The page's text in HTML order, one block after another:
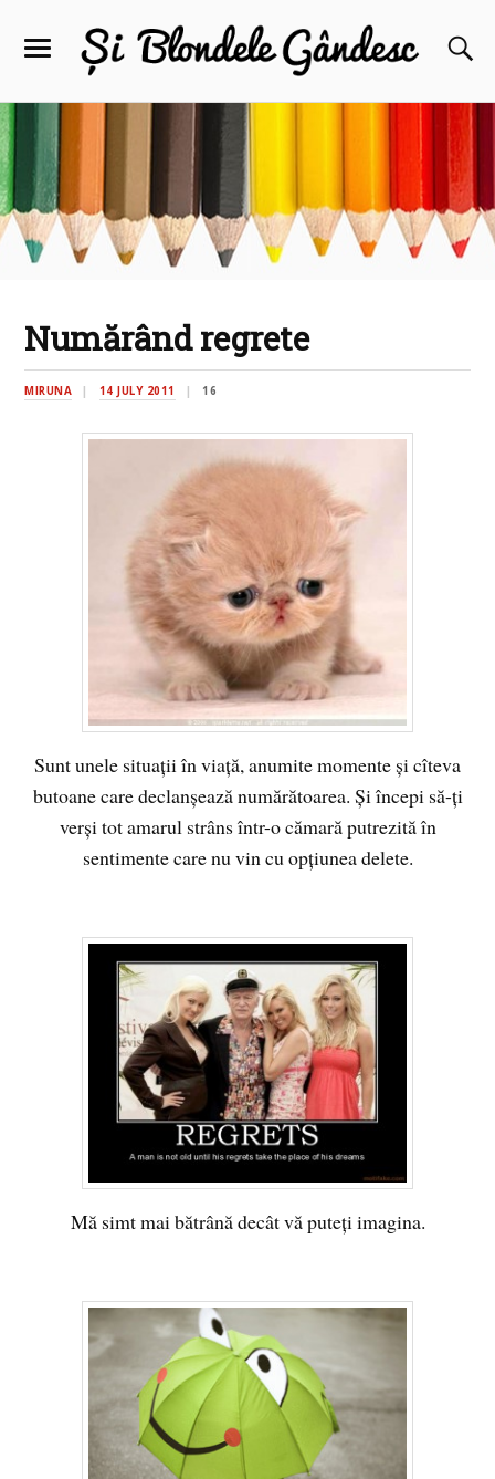
Numărând regrete
MIRUNA 14 JULY 2011 16
Sunt unele situaţii în viaţă, anumite momente şi cîteva
butoane care declanşează numărătoarea. Şi începi să-ţi
verşi tot amarul strâns într-o cămară putrezită în
sentimente care nu vin cu opţiunea delete.
Mă simt mai bătrână decât vă puteţi imagina.